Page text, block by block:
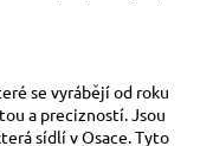
se vyrábějí od roku
a precizností. Jsou
sídlí v Osace. Tyto